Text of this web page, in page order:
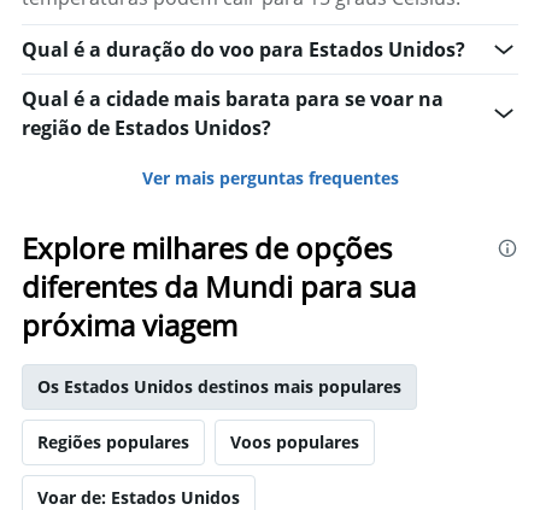
Qual é a duração do voo para Estados Unidos?
Qual é a cidade mais barata para se voar na
região de Estados Unidos?
Ver mais perguntas frequentes
Explore milhares de opções
diferentes da Mundi para sua
próxima viagem
Os Estados Unidos destinos mais populares
Regiões populares Voos populares
Voar de: Estados Unidos